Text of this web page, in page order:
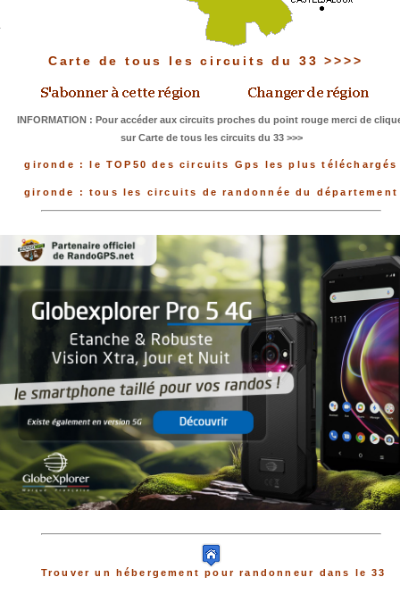
Carte de tous les circuits du 33 >>>>
INFORMATION : Pour accéder aux circuits proches du point rouge merci de
sur Carte de tous les circuits du 33 >>>
gironde : le TOP50 des circuits Gps les plus téléchargés
gironde : tous les circuits de randonnée du département
Trouver un hébergement pour randonneur dans le 33